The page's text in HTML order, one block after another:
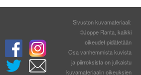
Sivuston kuvamateriaali:
©Joppe Ranta, kaikki
oikeudet pidätetään
Osa vanhemmista kuvista
ja piirroksista on julkaistu
kuvamateriaalin oikeuksien